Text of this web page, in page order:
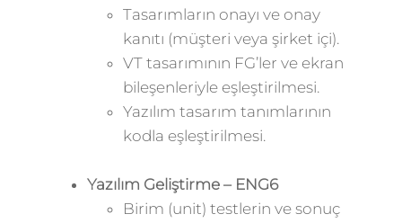
Tasarımların onayı ve onay
kanıtı (müşteri veya şirket içi).
VT tasarımının FG’ler ve ekran
bileşenleriyle eşleştirilmesi.
Yazılım tasarım tanımlarının
kodla eşleştirilmesi.
Yazılım Geliştirme – ENG6
Birim (unit) testlerin ve sonuç